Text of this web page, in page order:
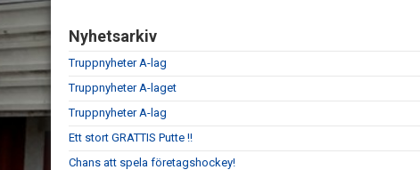
Nyhetsarkiv
Truppnyheter A-lag
Truppnyheter A-laget
Truppnyheter A-lag
Ett stort GRATTIS Putte !!
Chans att spela företagshockey!